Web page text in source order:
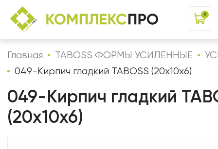
9
Главная TABOSS ФОРМЫ УСИЛЕННЫЕ
049-Кирпич гладкий TABOSS (20х10х6)
049-Кирпич гладкий
(20х10х6)